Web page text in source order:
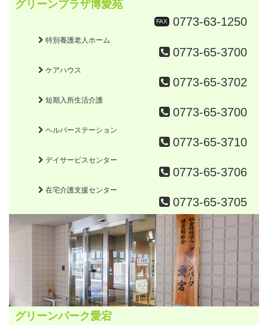
グリーンプラザ博愛苑
FAX 0773-63-1250
特別養護老人ホーム
0773-65-3700
ケアハウス
0773-65-3702
短期入所生活介護
0773-65-3700
ヘルパーステーション
0773-65-3710
デイサービスセンター
0773-65-3706
在宅介護支援センター
0773-65-3705
グリーンパーク愛宕